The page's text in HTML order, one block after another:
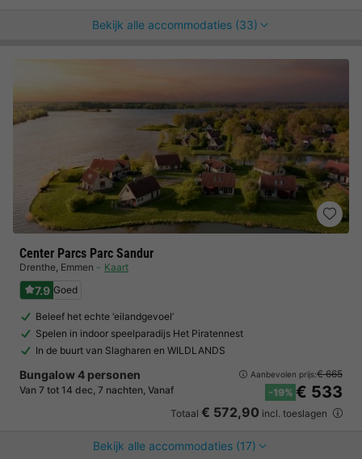
Bekijk alle accommodaties (33)
Center Parcs Parc Sandur
Drenthe, Emmen Kaart
7.9 Goed
Beleef het echte ‘eilandgevoel’
Spelen in indoor speelparadijs Het Piratennest
In de buurt van Slagharen en WILDLANDS
Bungalow 4 personen
Van 7 tot 14 dec, 7 nachten, Vanaf
Aanbevolen prijs:€ 665
-19% € 533
Totaal € 572,90 incl. toeslagen
Bekijk alle accommodaties (17)